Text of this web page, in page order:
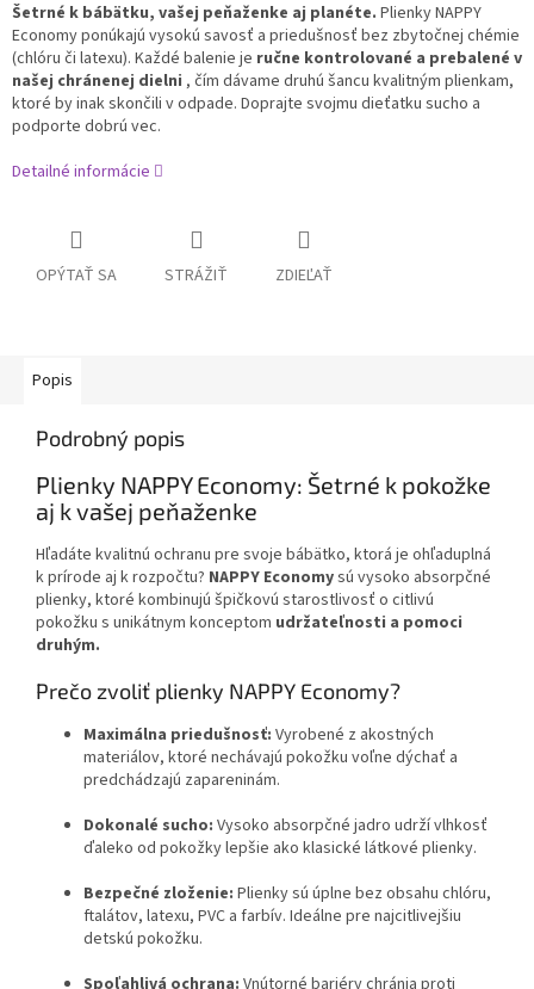
Šetrné k bábätku, vašej peňaženke aj planéte. Plienky NAPPY
Economy ponúkajú vysokú savosť a priedušnosť bez zbytočnej chémie
(chlóru či latexu). Každé balenie je ručne kontrolované a prebalené v
našej chránenej dielni , čím dávame druhú šancu kvalitným plienkam,
ktoré by inak skončili v odpade. Doprajte svojmu dieťatku sucho a
podporte dobrú vec.
Detailné informácie
OPÝTAŤ SA STRÁŽIŤ ZDIEĽAŤ
Popis
Podrobný popis
Plienky NAPPY Economy: Šetrné k pokožke
aj k vašej peňaženke
Hľadáte kvalitnú ochranu pre svoje bábätko, ktorá je ohľaduplná
k prírode aj k rozpočtu? NAPPY Economysú vysoko absorpčné
plienky, ktoré kombinujú špičkovú starostlivosť o citlivú
pokožku s unikátnym konceptom udržateľnosti a pomoci
druhým.
Prečo zvoliť plienky NAPPY Economy?
Maximálna priedušnosť: Vyrobené z akostných
materiálov, ktoré nechávajú pokožku voľne dýchať a
predchádzajú zapareninám.
Dokonalé sucho: Vysoko absorpčné jadro udrží vlhkosť
ďaleko od pokožky lepšie ako klasické látkové plienky.
Bezpečné zloženie: Plienky sú úplne bez obsahu chlóru,
ftalátov, latexu, PVC a farbív. Ideálne pre najcitlivejšiu
detskú pokožku.
Spoľahlivá ochrana: Vnútorné bariéry chránia proti